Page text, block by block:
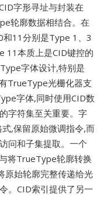
字形寻址与封装在
轮廓数据相结合。在
11分别是Type 1、3
11本质上是CID键控的
字体设计,特别是
TrueType光栅化器支
字体,同时使用CID数
字符集至关重要。字
,保留原始微调指令,而
问和子集提取。一个
将TrueType轮廓转换
始轮廓完整传递给光
。CID索引提供了另一